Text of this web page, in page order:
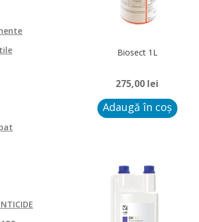
Biosect 1L
275,00 lei
Adaugă în coș